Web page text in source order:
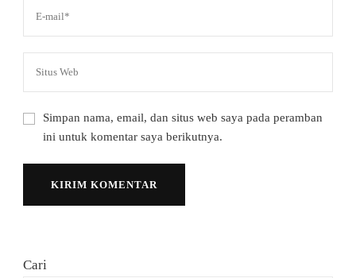
Simpan nama, email, dan situs web saya pada peramban
ini untuk komentar saya berikutnya.
Cari